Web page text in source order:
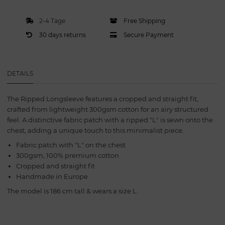
2-4 Tage
Free Shipping
30 days returns
Secure Payment
DETAILS
The Ripped Longsleeve features a cropped and straight fit,
crafted from lightweight 300gsm cotton for an airy structured
feel. A distinctive fabric patch with a ripped "L" is sewn onto the
chest, adding a unique touch to this minimalist piece.
Fabric patch with "L" on the chest
300gsm, 100% premium cotton
Cropped and straight fit
Handmade in Europe
The model is 186 cm tall & wears a size L.